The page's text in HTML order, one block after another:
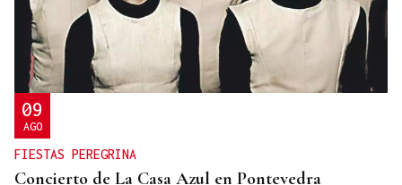
09
AGO
FIESTAS PEREGRINA
Concierto de La Casa Azul en Pontevedra